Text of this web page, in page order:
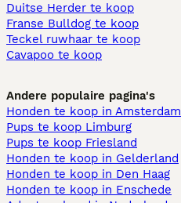
Duitse Herder te koop
Franse Bulldog te koop
Teckel ruwhaar te koop
Cavapoo te koop
Andere populaire pagina's
Honden te koop in Amsterdam
Pups te koop Limburg​
Pups te koop Friesland​
Honden te koop in Gelderland
Honden te koop in Den Haag
Honden te koop in Enschede